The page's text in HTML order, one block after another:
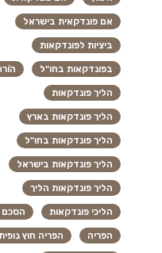
אם פונדקאית בישראל
ביציות לפונדקאות
בפונדקאות בחו"ל
הליך פונדקאות
הליך פונדקאות בארץ
הליך פונדקאות בחו"ל
הליך פונדקאות בישראל
הליך פונדקאות הליך
הליכי פונדקאות הסכם
הפריה הפריה חוץ